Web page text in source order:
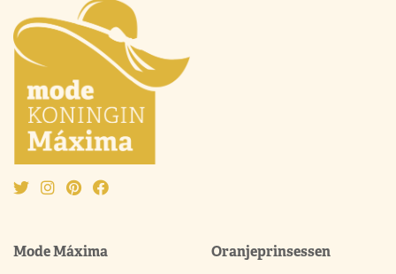
Mode Máxima Oranjeprinsessen